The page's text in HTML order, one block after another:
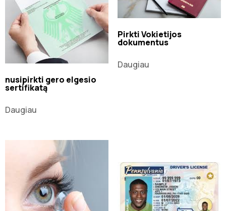
nusipirkti gero elgesio
sertifikatą
Daugiau
Pirkti Vokietijos
dokumentus
Daugiau